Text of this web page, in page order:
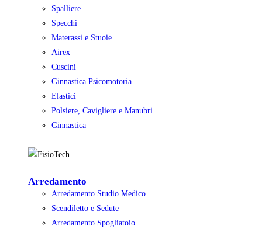
Spalliere
Specchi
Materassi e Stuoie
Airex
Cuscini
Ginnastica Psicomotoria
Elastici
Polsiere, Cavigliere e Manubri
Ginnastica
Arredamento
Arredamento Studio Medico
Scendiletto e Sedute
Arredamento Spogliatoio